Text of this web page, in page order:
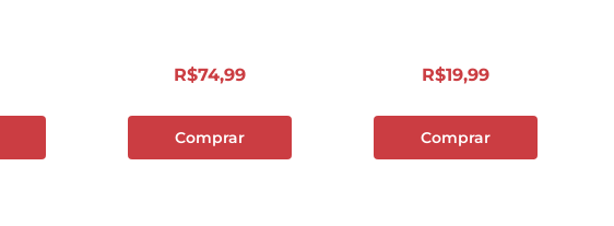
R$74,99
Comprar
R$19,99
Comprar